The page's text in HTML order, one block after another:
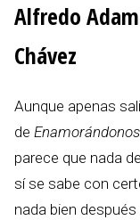
Alfredo
Chávez
Aunque apenas
de Enamorándonos
parece que nada
sí se sabe con
nada bien